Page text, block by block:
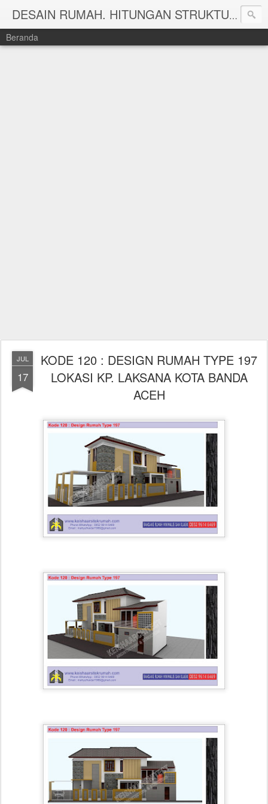
DESAIN RUMAH. HITUNGAN STRUKTUR DAN HITUNG RAB TAHUN 2025 WWW.KEISHAARSITEKRUMAH.COM
Beranda
JUL
17
KODE 120 : DESIGN RUMAH TYPE 197
LOKASI KP. LAKSANA KOTA BANDA
ACEH